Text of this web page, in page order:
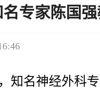
专家陈国
知名神经外科